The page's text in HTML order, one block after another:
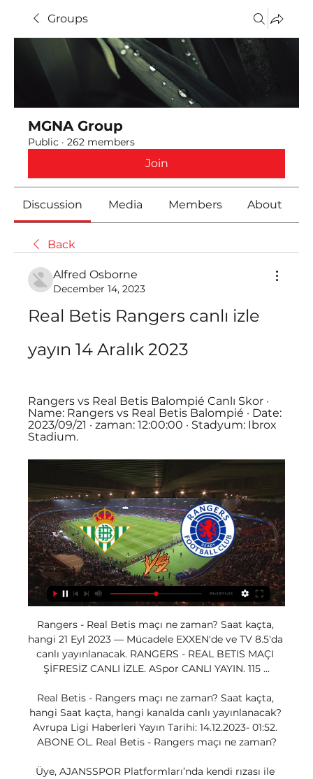
Groups
MGNA Group
Public · 262 members
Join
Discussion Media Members About
Back
Alfred Osborne
December 14, 2023
Real Betis Rangers canlı izle
yayın 14 Aralık 2023
Rangers vs Real Betis Balompié Canlı Skor ·
Name: Rangers vs Real Betis Balompié · Date:
2023/09/21 · zaman: 12:00:00 · Stadyum: Ibrox
Stadium.
Rangers - Real Betis maçı ne zaman? Saat kaçta,
hangi 21 Eyl 2023 — Mücadele EXXEN'de ve TV 8.5'da
canlı yayınlanacak. RANGERS - REAL BETIS MAÇI
ŞİFRESİZ CANLI İZLE. ASpor CANLI YAYIN. 115 ...
Real Betis - Rangers maçı ne zaman? Saat kaçta,
hangi Saat kaçta, hangi kanalda canlı yayınlanacak?
Avrupa Ligi Haberleri Yayın Tarihi: 14.12.2023- 01:52.
ABONE OL. Real Betis - Rangers maçı ne zaman?
Üye, AJANSSPOR Platformları’nda kendi rızası ile